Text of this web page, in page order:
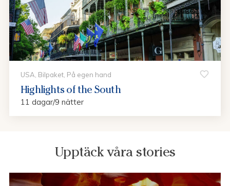
USA, Bilpaket, På egen hand
Highlights of the South
11 dagar/9 nätter
Upptäck våra stories